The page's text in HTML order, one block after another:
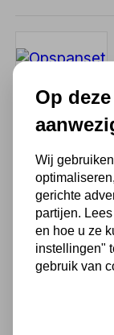
Op
Wij
gerichte
partijen.
en hoe u ze
instellingen"
gebruik van